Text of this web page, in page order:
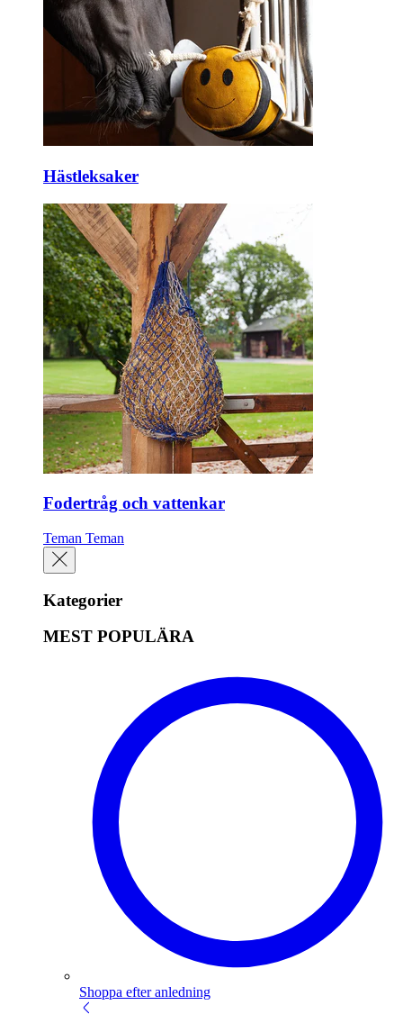
Hästleksaker
Fodertråg och vattenkar
Teman Teman
Kategorier
MEST POPULÄRA
Shoppa efter anledning